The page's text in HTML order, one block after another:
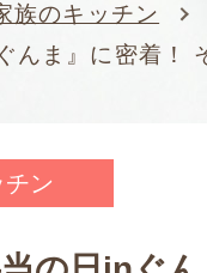
族のキッチン
んま』に密着！
ン